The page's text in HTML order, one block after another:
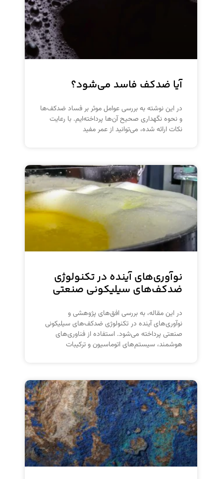
آیا ضدکف فاسد می‌شود؟
در این نوشته به بررسی عوامل موثر بر فساد ضدکف‌ها
و نحوه نگهداری صحیح آن‌ها پرداخته‌ایم. با رعایت
نکات ارائه شده، می‌توانید از عمر مفید
نوآوری‌های آینده در تکنولوژی
ضدکف‌های سیلیکونی صنعتی
در این مقاله، به بررسی افق‌های پژوهشی و
نوآوری‌های آینده در تکنولوژی ضدکف‌های سیلیکونی
صنعتی پرداخته می‌شود. استفاده از فناوری‌های
هوشمند، سیستم‌های اتوماسیون و ترکیبات